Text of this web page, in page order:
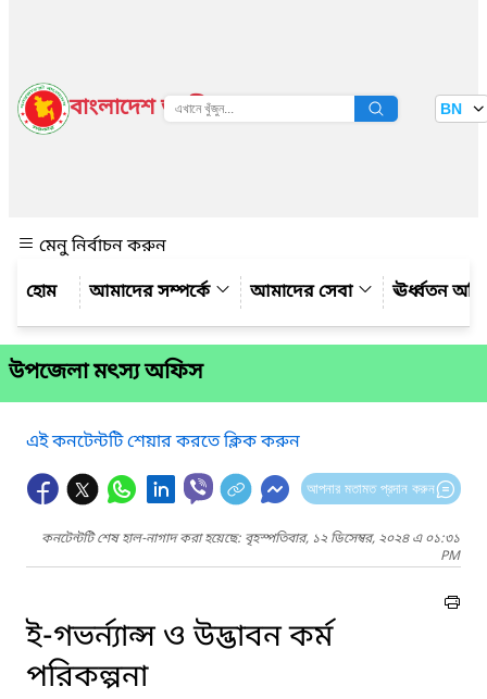
বাংলাদেশ জাতীয় তথ্য বাতায়ন BN
মেনু নির্বাচন করুন
আমাদের সম্পর্কে
আমাদের সেবা ঊর্ধ্বতন
উপজেলা মৎস্য অফিস
এই কনটেন্টটি শেয়ার করতে ক্লিক করুন
আপনার মতামত প্রদান করুন
কনটেন্টটি শেষ হাল-নাগাদ করা হয়েছে: বৃহস্পতিবার, ১২ ডিসেম্বর, ২০২৪ এ ০১:৩১
PM
ই-গভর্ন্যান্স ও উদ্ভাবন কর্ম
পরিকল্পনা